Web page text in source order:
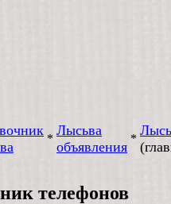
*
Лысьва
объявления
*
телефонов